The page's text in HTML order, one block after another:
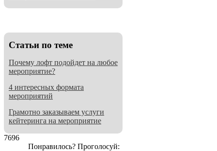
Cтатьи по теме
Почему лофт подойдет на любое
мероприятие?
4 интересных формата
мероприятий
Грамотно заказываем услуги
кейтеринга на мероприятие
7696
Понравилось? Проголосуй: